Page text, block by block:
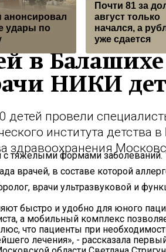
анонсировал
удары по
Почти 81 за
август только
начался, а
уже сдается
в Балашихе
НИКИ
детей провели
института детства
здравоохранения
с тяжелыми формами заболеваний.
врачей, в составе которой
врачи ультразвуковой и
быстро и удобно для юного
а мобильный комплекс
что пациенты при
лечения», - рассказала